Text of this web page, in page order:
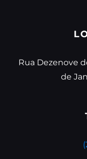
Rua Dezenove
de